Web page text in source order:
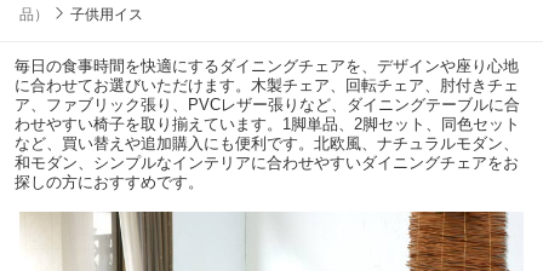
品）
子供用イス
毎日の食事時間を快適にするダイニングチェアを、デザインや座り心地
に合わせてお選びいただけます。木製チェア、回転チェア、肘付きチェ
ア、ファブリック張り、PVCレザー張りなど、ダイニングテーブルに合
わせやすい椅子を取り揃えています。1脚単品、2脚セット、同色セット
など、買い替えや追加購入にも便利です。北欧風、ナチュラルモダン、
和モダン、シンプルなインテリアに合わせやすいダイニングチェアをお
探しの方におすすめです。